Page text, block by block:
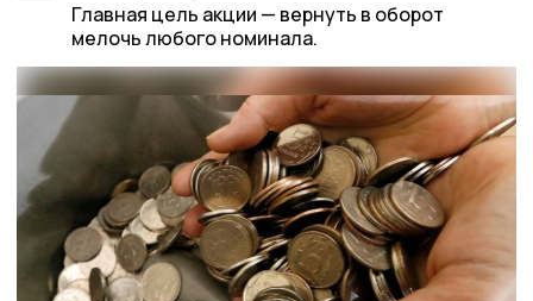
Главная цель акции — вернуть в оборот
мелочь любого номинала.